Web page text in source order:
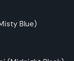
Blue)